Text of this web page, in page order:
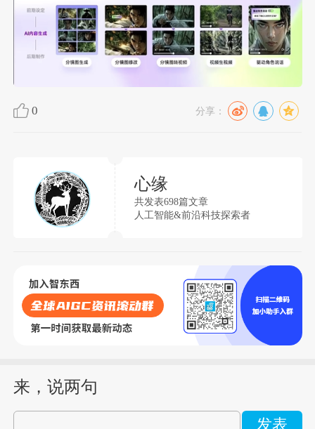
0 分享：
心缘
共发表698篇文章
人工智能&前沿科技探索者
来，说两句
发表